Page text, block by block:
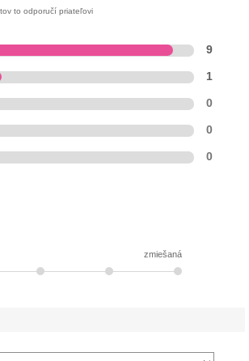
to odporučí priateľovi
9
1
0
0
0
zmiešaná